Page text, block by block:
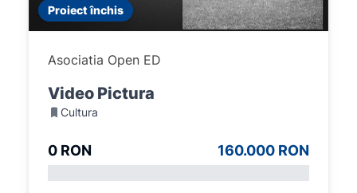
Proiect închis
Asociatia Open ED
Video Pictura
Cultura
0 RON 160.000 RON